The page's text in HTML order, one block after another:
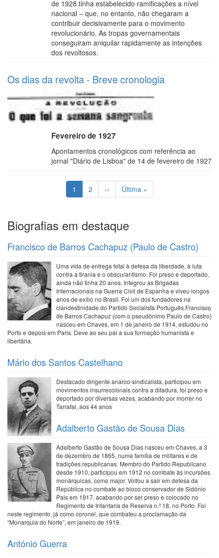
de 1928 tinha estabelecido ramificações a nível
nacional – que, no entanto, não chegaram a
contribuir decisivamente para o movimento
revolucionário. As tropas governamentais
conseguiram aniquilar rapidamente as intenções
dos revoltosos.
Os dias da revolta - Breve cronologia
Fevereiro de 1927
Apontamentos cronológicos com referência ao
jornal "Diário de Lisboa" de 14 de fevereiro de 1927
Página
atual
1 Page
2
Próxima
página
››
Última
página
Última »
Biografias em destaque
Francisco de Barros Cachapuz (Paulo de Castro)
Uma vida de entrega total à defesa da liberdade, à luta
contra a tirania e o obscurantismo. Foi preso e deportado,
ainda não tinha 20 anos. Integrou as Brigadas
Internacionais na Guerra Civil de Espanha e viveu longos
anos de exílio no Brasil. Foi um dos fundadores na
clandestinidade do Partido Socialista Português.Francisco
de Barros Cachapuz (com o pseudónimo Paulo de Castro)
nasceu em Chaves, em 1 de janeiro de 1914, estudou no
Porto e depois em Paris. Deve ao seu pai a sua formação humanista e
libertária.
Mário dos Santos Castelhano
Destacado dirigente anarco-sindicalista, participou em
movimentos insurreccionais contra a ditadura, foi preso e
deportado por diversas vezes, acabando por morrer no
Tarrafal, aos 44 anos
Adalberto Gastão de Sousa Dias
Adalberto Gastão de Sousa Dias nasceu em Chaves, a 3
de dezembro de 1865, numa família de militares e de
tradições republicanas. Membro do Partido Republicano
desde 1910, participou em 1912 no combate às incursões
monárquicas, como major. Voltou a sair em defesa da
República no combate ao bloco conservador de Sidónio
Pais em 1917, acabando por ser preso e colocado no
Regimento de Infantaria de Reserva n.º 18, no Porto. Foi
neste regimento, já como coronel, que combateu a proclamação da
“Monarquia do Norte”, em janeiro de 1919.
António Guerra